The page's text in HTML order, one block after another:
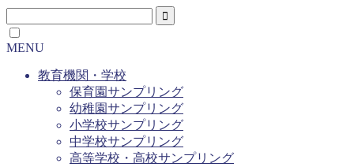
MENU
教育機関・学校
保育園サンプリング
幼稚園サンプリング
小学校サンプリング
中学校サンプリング
高等学校・高校サンプリング